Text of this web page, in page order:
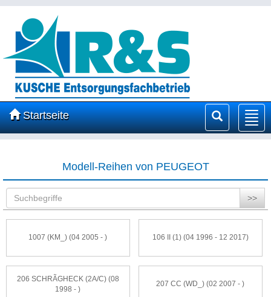
Startseite
Modell-Reihen von PEUGEOT
>>
1007 (KM_) (04 2005 - ) 106 II (1) (04 1996 - 12 2017)
206 SCHRÃGHECK (2A/C) (08
1998 - )
207 CC (WD_) (02 2007 - )